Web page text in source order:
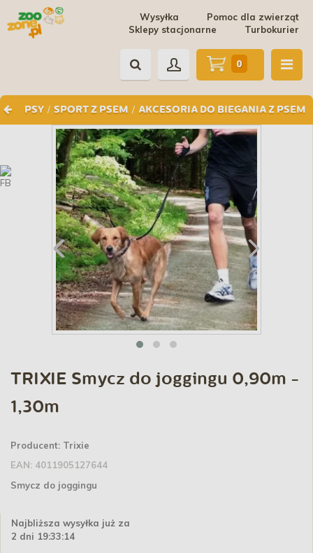
Pomoc dla zwierząt
Wysyłka
Turbokurier
Sklepy stacjonarne
PSY / SPORT Z PSEM / AKCESORIA DO BIEGANIA Z PSEM
0
TRIXIE Smycz do joggingu 0,90m -
1,30m
Producent: Trixie
EAN: 4011905127644
Smycz do joggingu
Najbliższa wysyłka już za
2 dni 19:33:14